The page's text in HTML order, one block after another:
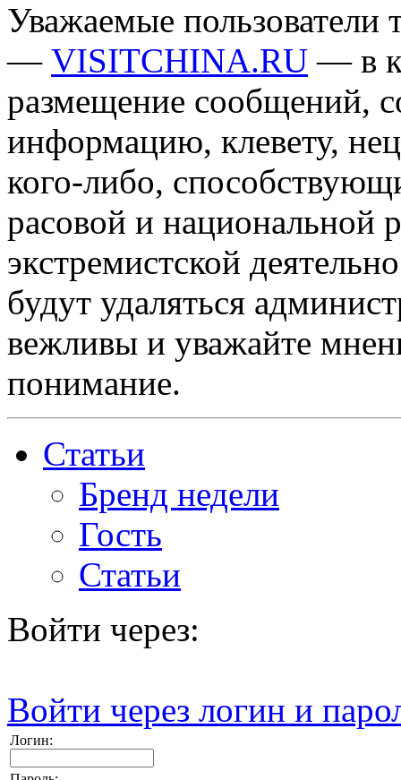
Уважаемые пользователи
— VISITCHINA.RU — в
размещение сообщений,
информацию, клевету,
кого-либо,
расовой и национальной
экстремистской
будут удаляться
вежливы и уважайте
понимание.
Статьи
Бренд недели
Гость
Статьи
Войти через:
Войти через логин и
Логин: